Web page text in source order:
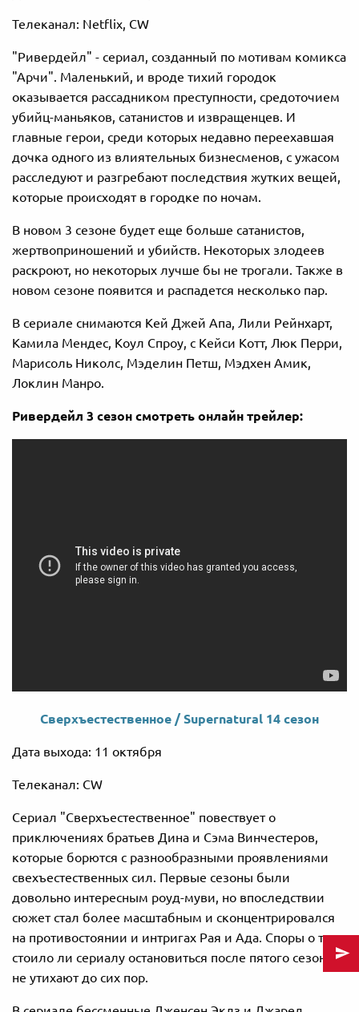
Телеканал: Netflix, CW
"Ривердейл" - сериал, созданный по мотивам комикса
"Арчи". Маленький, и вроде тихий городок
оказывается рассадником преступности, средоточием
убийц-маньяков, сатанистов и извращенцев. И
главные герои, среди которых недавно переехавшая
дочка одного из влиятельных бизнесменов, с ужасом
расследуют и разгребают последствия жутких вещей,
которые происходят в городке по ночам.
В новом 3 сезоне будет еще больше сатанистов,
жертвоприношений и убийств. Некоторых злодеев
раскроют, но некоторых лучше бы не трогали. Также в
новом сезоне появится и распадется несколько пар.
В сериале снимаются Кей Джей Апа, Лили Рейнхарт,
Камила Мендес, Коул Спроу, с Кейси Котт, Люк Перри,
Марисоль Николс, Мэделин Петш, Мэдхен Амик,
Локлин Манро.
Ривердейл 3 сезон смотреть онлайн трейлер:
Сверхъестественное / Supernatural 14 сезон
Дата выхода: 11 октября
Телеканал: CW
Сериал "Сверхъестественное" повествует о
приключениях братьев Дина и Сэма Винчестеров,
которые борются с разнообразными проявлениями
свехъестественных сил. Первые сезоны были
довольно интересным роуд-муви, но впоследствии
сюжет стал более масштабным и сконцентрировался
на противостоянии и интригах Рая и Ада. Споры о том,
стоило ли сериалу остановиться после пятого сезона,
не утихают до сих пор.